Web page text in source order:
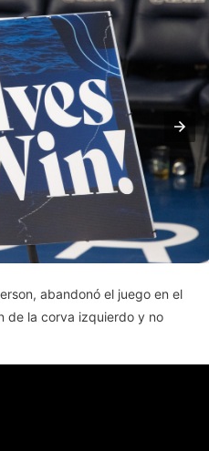
abandonó el juego en el
de la corva izquierdo y no